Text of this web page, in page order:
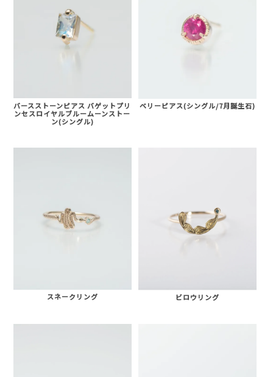
バースストーンピアス バゲットプリ
ンセスロイヤルブルームーンストー
ン(シングル)
ベリーピアス(シングル/7月誕生石)
スネークリング ビロウリング